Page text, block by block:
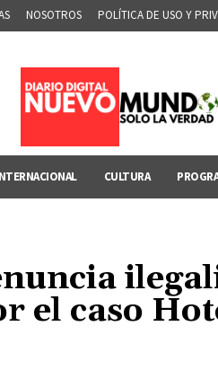
NOSOTROS POLÍTICA DE USO Y
CULTURA
el caso